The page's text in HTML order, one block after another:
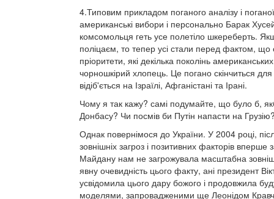
4.Типовим прикладом поганого аналізу і
американські вибори і персонально Барак
комсомольця геть усе полетіло шкереберть.
поліцаєм, то тепер усі стали перед фактом, що
пріоритети, які декілька поколінь
чорношкірий хлопець. Це погано скінчиться
відіб'ється на Ізраїлі, Афганістані та Ірані.
Чому я так кажу? самі подумайте, що було б,
Донбасу? Чи посмів би Путін напасти на
Однак повернімося до України. У 2004 році,
зовнішніх загроз і позитивних факторів
Майдану нам не загрожувала масштабна
явну очевидність цього факту, ані президент
усвідомила цього дару божого і продовжила
моделями, запровадженими ще Леонідом